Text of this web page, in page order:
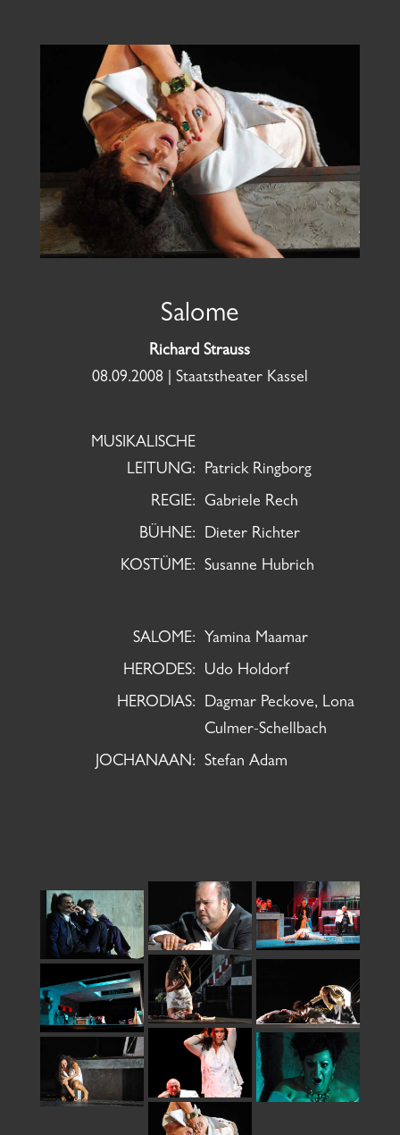
Salome
Richard Strauss
08.09.2008 | Staatstheater Kassel
MUSIKALISCHE
LEITUNG:
Patrick Ringborg
REGIE:
Gabriele Rech
BÜHNE:
Dieter Richter
KOSTÜME:
Susanne Hubrich
SALOME:
Yamina Maamar
HERODES:
Udo Holdorf
HERODIAS:
Dagmar Peckove, Lona
Culmer-Schellbach
JOCHANAAN:
Stefan Adam